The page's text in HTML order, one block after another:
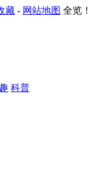
藏 - 网站地图 全览！
科普